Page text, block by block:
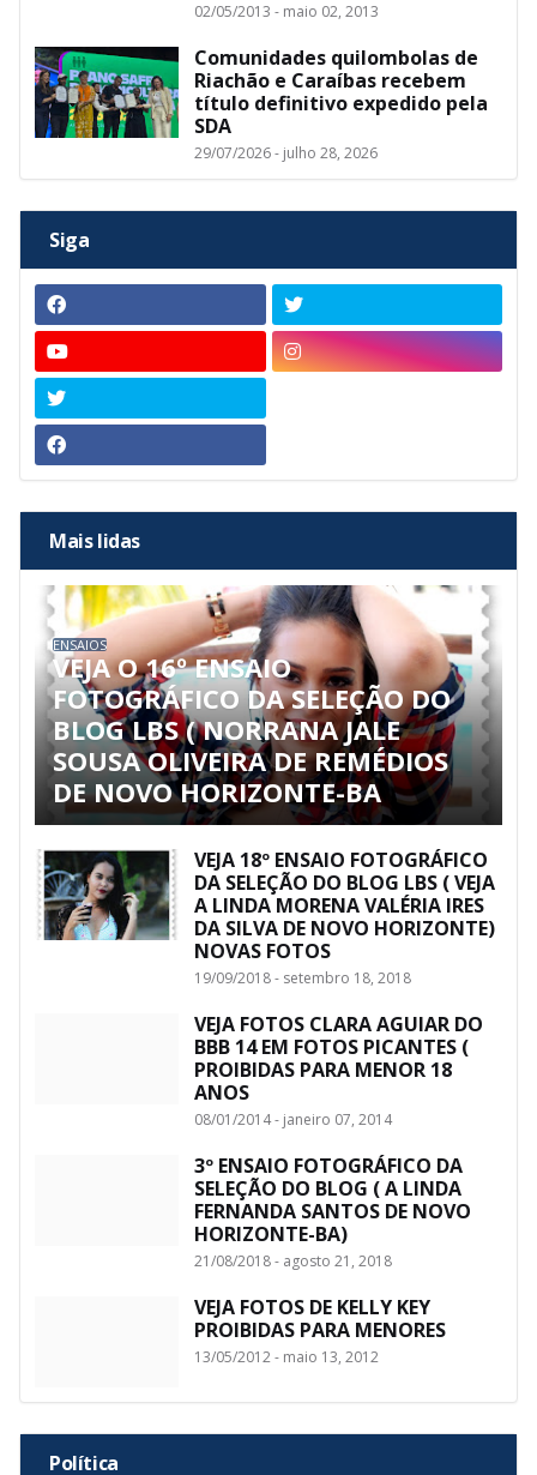
02/05/2013 - maio 02, 2013
Comunidades quilombolas de
Riachão e Caraíbas recebem
título definitivo expedido pela
SDA
29/07/2026 - julho 28, 2026
Siga
Mais lidas
ENSAIOS
VEJA O 16º ENSAIO
FOTOGRÁFICO DA SELEÇÃO DO
BLOG LBS ( NORRANA JALE
SOUSA OLIVEIRA DE REMÉDIOS
DE NOVO HORIZONTE-BA
VEJA 18º ENSAIO FOTOGRÁFICO
DA SELEÇÃO DO BLOG LBS ( VEJA
A LINDA MORENA VALÉRIA IRES
DA SILVA DE NOVO HORIZONTE)
NOVAS FOTOS
19/09/2018 - setembro 18, 2018
VEJA FOTOS CLARA AGUIAR DO
BBB 14 EM FOTOS PICANTES (
PROIBIDAS PARA MENOR 18
ANOS
08/01/2014 - janeiro 07, 2014
3º ENSAIO FOTOGRÁFICO DA
SELEÇÃO DO BLOG ( A LINDA
FERNANDA SANTOS DE NOVO
HORIZONTE-BA)
21/08/2018 - agosto 21, 2018
VEJA FOTOS DE KELLY KEY
PROIBIDAS PARA MENORES
13/05/2012 - maio 13, 2012
Política